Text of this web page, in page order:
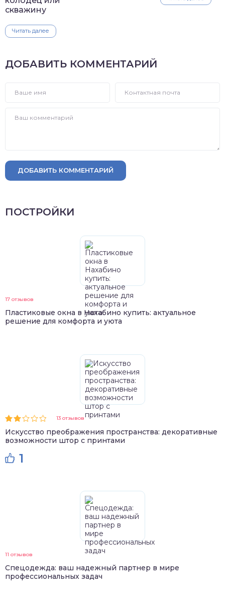
скважину
Читать далее
ДОБАВИТЬ КОММЕНТАРИЙ
ДОБАВИТЬ КОММЕНТАРИЙ
ПОСТРОЙКИ
17 отзывов
Пластиковые окна в Нахабино купить: актуальное
решение для комфорта и уюта
13 отзывов
Искусство преображения пространства: декоративные
возможности штор с принтами
1
11 отзывов
Спецодежда: ваш надежный партнер в мире
профессиональных задач